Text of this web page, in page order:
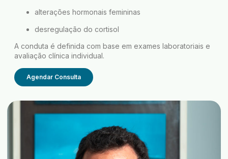
alterações hormonais femininas
desregulação do cortisol
A conduta é definida com base em exames laboratoriais e
avaliação clínica individual.
Agendar Consulta